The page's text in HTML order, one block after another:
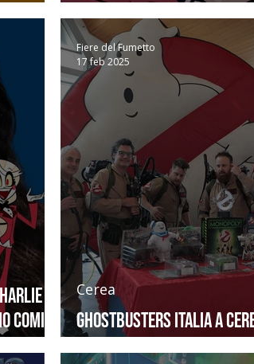
Ghostbusters Italia a
Cerea
Fiere del Fumetto
17 feb 2025